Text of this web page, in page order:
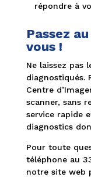
répondre à
Passez
vous !
Ne laissez pas
diagnostiqués.
Centre
scanner, sans
service rapide
diagnostics
Pour toute
téléphone au
notre site web